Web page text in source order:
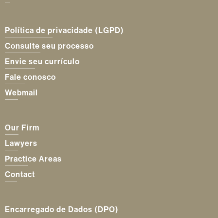
Política de privacidade (LGPD)
Consulte seu processo
Envie seu currículo
Fale conosco
Webmail
Our Firm
Lawyers
Practice Areas
Contact
Encarregado de Dados (DPO)